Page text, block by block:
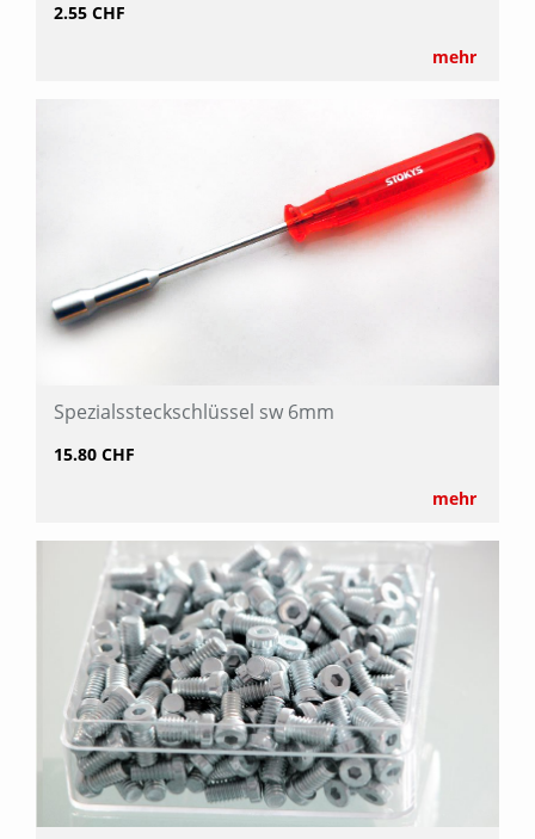
2.55 CHF
mehr
Spezialssteckschlüssel sw 6mm
15.80 CHF
mehr